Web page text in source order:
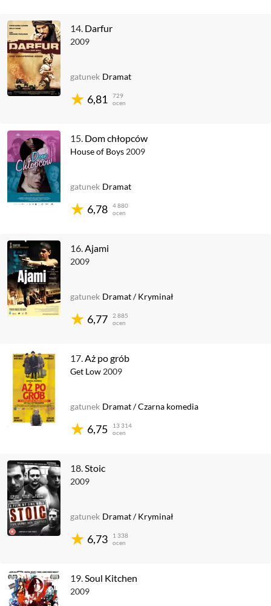
14. Darfur
2009
6,81
729
ocen
gatunek Dramat
15. Dom chłopców
House of Boys 2009
6,78
4 880
ocen
gatunek Dramat
16.Ajami
2009
6,77
2 885
ocen
gatunek Dramat/Kryminał
17.Aż po grób
Get Low 2009
6,75
13 314
ocen
gatunek Dramat/Czarna komedia
18.Stoic
2009
6,73
1 338
ocen
gatunek Dramat/Kryminał
19.Soul Kitchen
2009